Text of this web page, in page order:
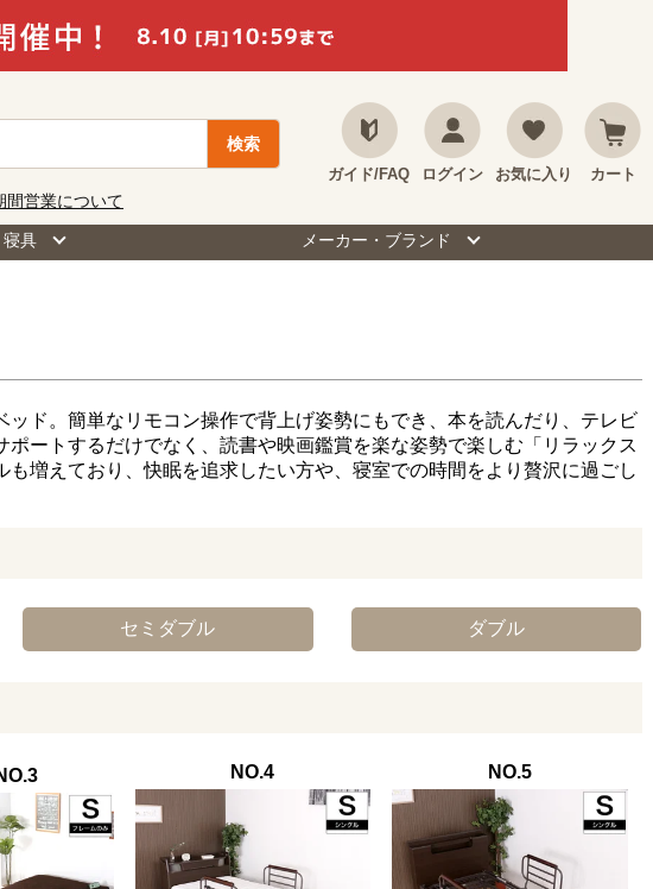
ガイド/FAQ ログイン お気に入り カート
間営業について
寝具 メーカー・ブランド
ド。簡単なリモコン操作で背上げ姿勢にもでき、本を読んだり、テレビ
ートするだけでなく、読書や映画鑑賞を楽な姿勢で楽しむ「リラックス
増えており、快眠を追求したい方や、寝室での時間をより贅沢に過ごし
セミダブル ダブル
NO.4 NO.5